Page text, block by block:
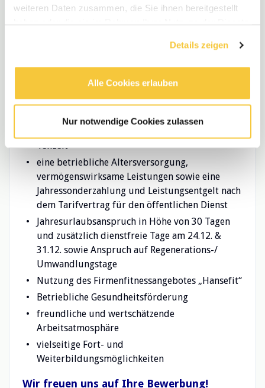
weiteren Daten zusammen, die Sie ihnen bereitgestellt
Details zeigen
Alle Cookies erlauben
Nur notwendige Cookies zulassen
Was wir Ihnen bieten:
Tarifvertrages für den öffentlichen Dienst
individueller Stufenzuordnung entsprechend
der jeweiligen Vorerfahrungen
eine monatliche SuE-Zulage in Höhe von bis zu
Teilzeit
eine betriebliche Altersversorgung,
vermögenswirksame Leistungen sowie eine
Jahressonderzahlung und Leistungsentgelt nach
dem Tarifvertrag für den öffentlichen Dienst
Jahresurlaubsanspruch in Höhe von 30 Tagen
und zusätzlich dienstfreie Tage am 24.12. &
31.12. sowie Anspruch auf Regenerations-/
Umwandlungstage
Nutzung des Firmenfitnessangebotes „Hansefit“
Betriebliche Gesundheitsförderung
freundliche und wertschätzende
Arbeitsatmosphäre
vielseitige Fort- und
Weiterbildungsmöglichkeiten
Wir freuen uns auf Ihre Bewerbung!